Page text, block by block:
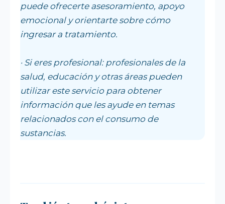
puede ofrecerte asesoramiento, apoyo
emocional y orientarte sobre cómo
ingresar a tratamiento.
· Si eres profesional: profesionales de la
salud, educación y otras áreas pueden
utilizar este servicio para obtener
información que les ayude en temas
relacionados con el consumo de
sustancias.
mantiene despliegue para apoyar a